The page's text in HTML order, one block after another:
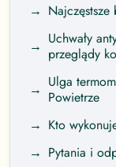
→
→ Uchwały
przeglądy
→ Ulga
Powietrze
→ Kto
→ Pytania i